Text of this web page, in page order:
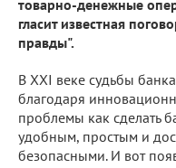
товарно-денежные
гласит известная
правды".
В ХХI веке судьбы
благодаря
проблемы как сделать
удобным, простым и
безопасными. И вот